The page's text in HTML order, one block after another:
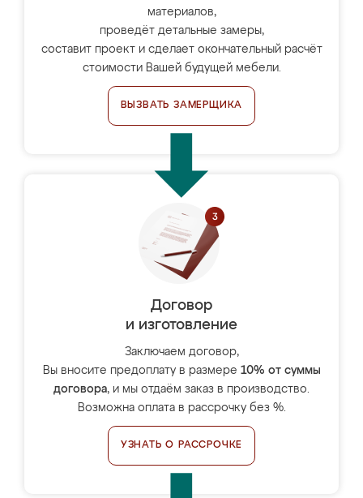
материалов,
проведёт детальные замеры,
составит проект и сделает окончательный расчёт
стоимости Вашей будущей мебели.
ВЫЗВАТЬ ЗАМЕРЩИКА
Договор
и изготовление
Заключаем договор,
Вы вносите предоплату в размере 10% от суммы
договора, и мы отдаём заказ в производство.
Возможна оплата в рассрочку без %.
УЗНАТЬ О РАССРОЧКЕ